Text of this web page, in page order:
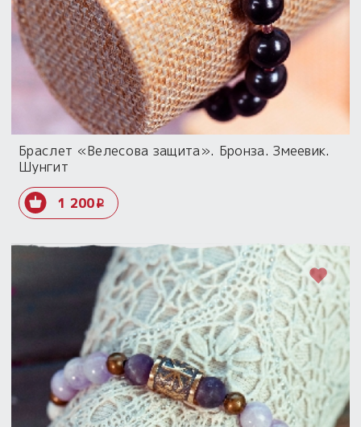
Браслет «Велесова защита». Бронза. Змеевик.
Шунгит
1 200i